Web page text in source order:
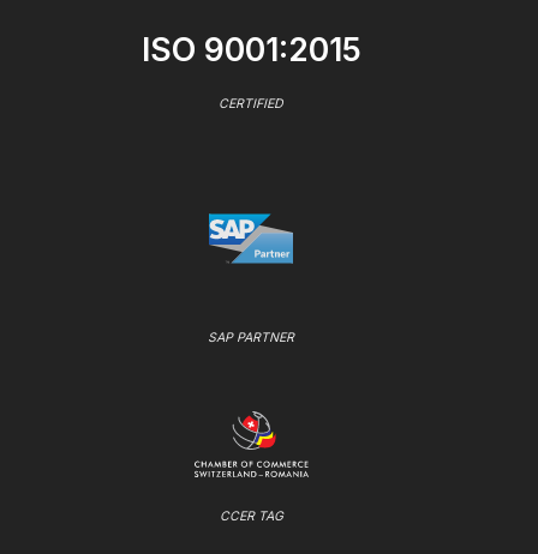
ISO 9001:2015
CERTIFIED
SAP PARTNER
CCER TAG